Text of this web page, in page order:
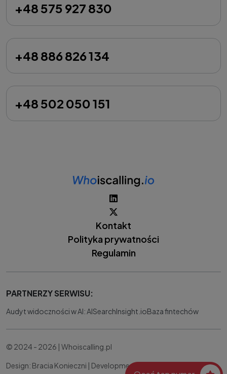
+48 575 927 830
+48 886 826 134
+48 502 050 151
Kontakt
Polityka prywatności
Regulamin
PARTNERZY SERWISU:
Audyt widoczności w AI: AISearchInsight.ioBaza fintechów
© 2024 - 2026 | Whoiscalling.pl
Design: Bracia Konieczni | Development: